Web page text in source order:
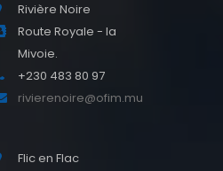
Rivière Noire
Route Royale - la
Mivoie.
+230 483 80 97
rivierenoire@ofim.mu
Flic en Flac